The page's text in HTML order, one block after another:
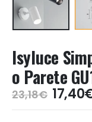
Isyluce
o Parete
23,18€ Il
17,40